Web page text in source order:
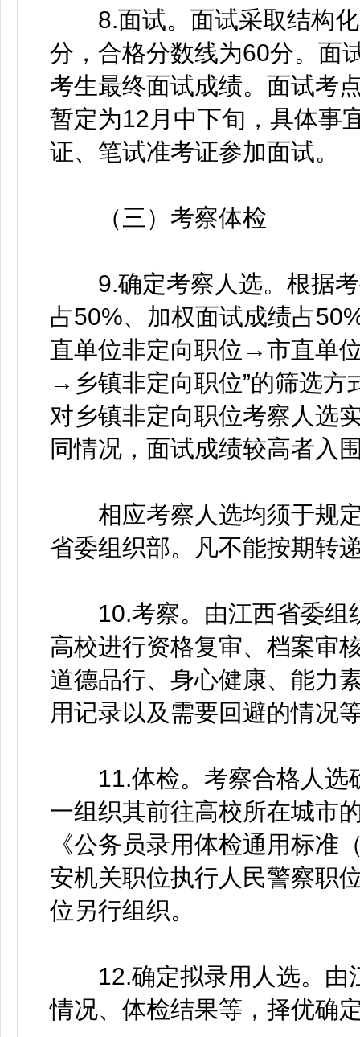
8.面试。面试采取结构化
分，合格分数线为60分。面
考生最终面试成绩。面试考
暂定为12月中下旬，具体事
证、笔试准考证参加面试。
（三）考察体检
9.确定考察人选。根据考
占50%、加权面试成绩占
直单位非定向职位→市直单
→乡镇非定向职位”的筛选方
对乡镇非定向职位考察人选
同情况，面试成绩较高者入
相应考察人选均须于规定
省委组织部。凡不能按期转
10.考察。由江西省委组
高校进行资格复审、档案审
道德品行、身心健康、能力
用记录以及需要回避的情况
11.体检。考察合格人选
一组织其前往高校所在城市
《公务员录用体检通用标准
安机关职位执行人民警察职
位另行组织。
12.确定拟录用人选。由
情况、体检结果等，择优确